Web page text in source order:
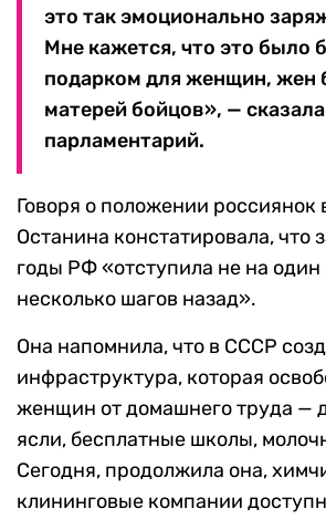
это так эмоционально
Мне кажется, что это было
подарком для женщин, жен
матерей бойцов», — сказала
парламентарий.
Говоря о положении россиянок
Останина констатировала, что
годы РФ «отступила не на один
несколько шагов назад».
Она напомнила, что в СССР
инфраструктура, которая
женщин от домашнего труда —
ясли, бесплатные школы,
Сегодня, продолжила она,
клининговые компании